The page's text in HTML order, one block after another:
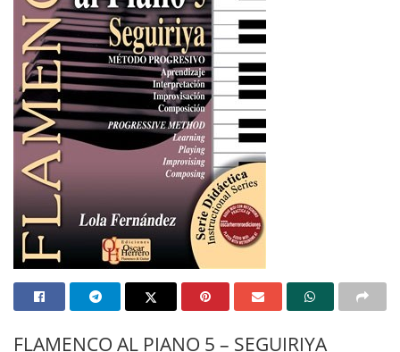
FLAMENCO AL PIANO 5 – SEGUIRIYA